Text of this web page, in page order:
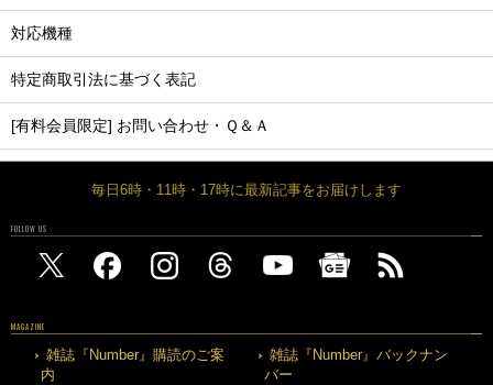
対応機種
特定商取引法に基づく表記
[有料会員限定] お問い合わせ・Ｑ＆Ａ
毎日6時・11時・17時に最新記事をお届けします
FOLLOW US
MAGAZINE
雑誌『Number』購読のご案
内
雑誌『Number』バックナン
バー